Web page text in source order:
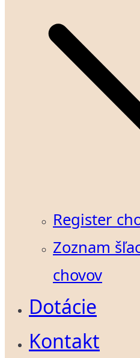
Register
Zoznam
chovov
Dotácie
Kontakt